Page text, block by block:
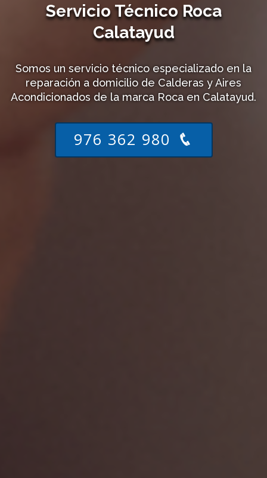
Servicio Técnico Roca
Calatayud
Somos un servicio técnico especializado en la
reparación a domicilio de Calderas y Aires
Acondicionados de la marca Roca en Calatayud.
976 362 980